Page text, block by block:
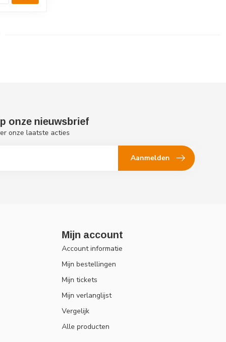
onze nieuwsbrief
onze laatste acties
Aanmelden
Mijn account
Account informatie
Mijn bestellingen
Mijn tickets
Mijn verlanglijst
Vergelijk
Alle producten